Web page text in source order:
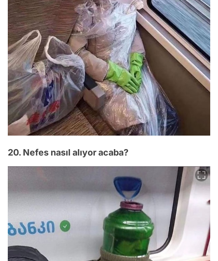
20. Nefes nasıl alıyor acaba?